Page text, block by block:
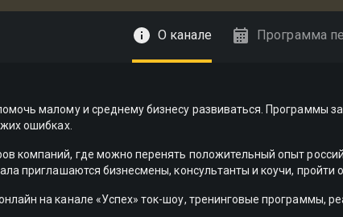
О канале Программа
малому и среднему бизнесу развиваться. Программы
ошибках.
компаний, где можно перенять положительный опыт
приглашаются бизнесмены, консультанты и коучи,
на канале «Успех» ток-шоу, тренинговые программы,